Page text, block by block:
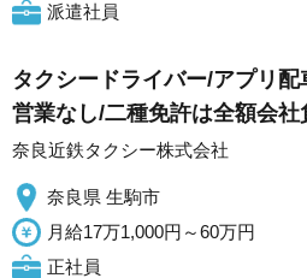
派遣社員
タクシードライバー/アプリ
営業なし/二種免許は全額会
奈良近鉄タクシー株式会社
奈良県 生駒市
月給17万1,000円～60万円
正社員